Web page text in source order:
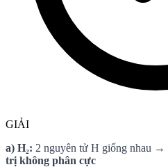
GIẢI
a) H₂: 2 nguyên tử H giống nhau
trị không phân cực